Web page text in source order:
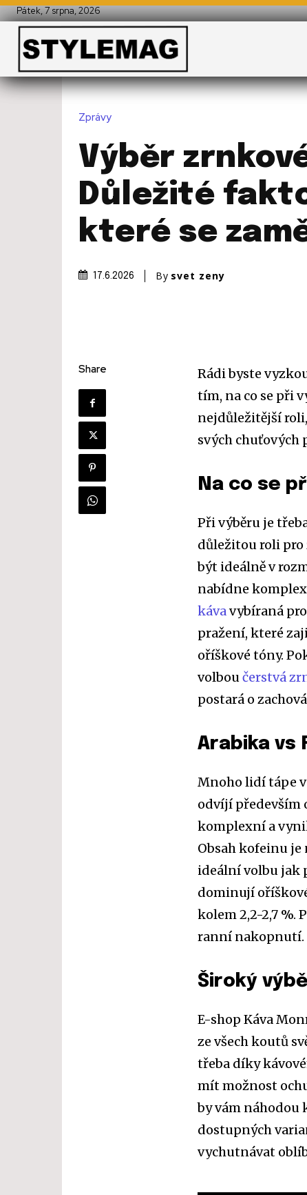
Pátek, 7 srpna, 2026
Zprávy
Výběr
Důležité
které se
17.6.2026 By svet zeny
Share
Rádi byste
tím, na co se při
nejdůležitější
svých chuťových
Na co se
Při výběru je
důležitou roli pro
být ideálně v
nabídne
kávavybíraná
pražení, které
oříškové tóny.
volboučerstvá
postará o
Arabika vs
Mnoho lidí tápe
odvíjí především
komplexní a
Obsah kofeinu je
ideální volbu jak
dominují
kolem 2,2-2,7 %.
ranní nakopnutí.
Široký
E-shop Káva
ze všech koutů
třeba díky
mít možnost
by vám náhodou
dostupných
vychutnávat